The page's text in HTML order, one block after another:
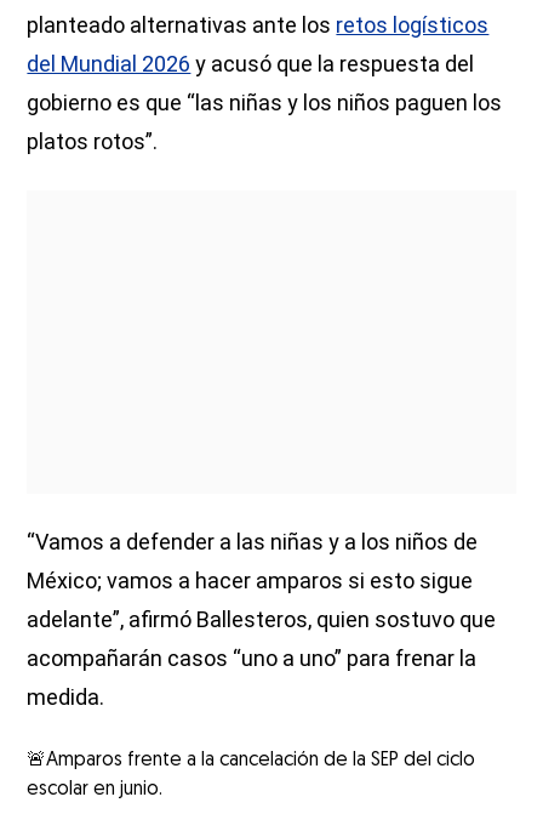
planteado alternativas ante los retos logísticos
del Mundial 2026 y acusó que la respuesta del
gobierno es que “las niñas y los niños paguen los
platos rotos”.
“Vamos a defender a las niñas y a los niños de
México; vamos a hacer amparos si esto sigue
adelante”, afirmó Ballesteros, quien sostuvo que
acompañarán casos “uno a uno” para frenar la
medida.
🚨Amparos frente a la cancelación de la SEP del ciclo
escolar en junio.